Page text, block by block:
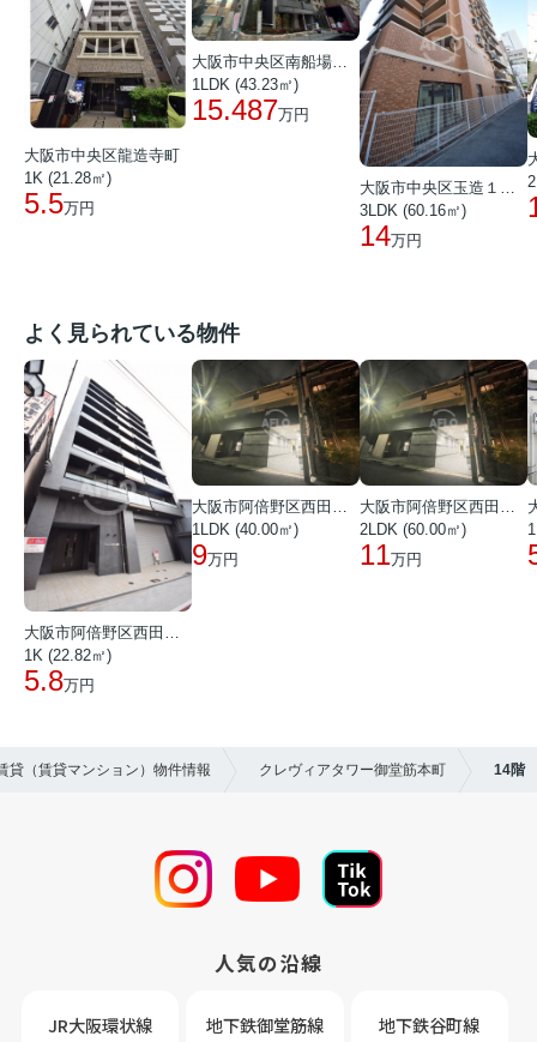
大阪市中央区龍造寺町
1K (21.28㎡)
5.5万円
1LDK (43.23㎡)
15.487万円
3LDK (60.16㎡)
14万円
よく見られている物件
1K (22.82㎡)
5.8万円
1LDK (40.00㎡)
9万円
2LDK (60.00㎡)
11万円
貸（賃貸マンション）物件情報 クレヴィアタワー御堂筋本町 14階
人気の沿線
JR大阪環状線 地下鉄御堂筋線 地下鉄谷町線